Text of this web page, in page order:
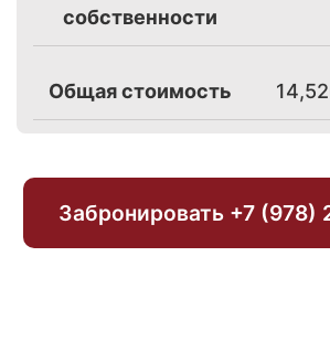
собственности
Общая стоимость
Забронировать +7 (978)